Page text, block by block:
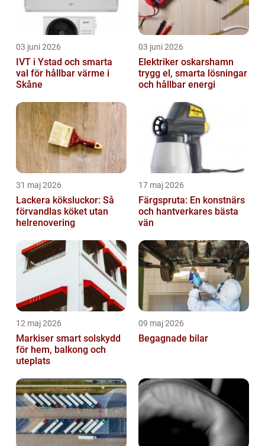
03 juni 2026
IVT i Ystad och smarta
val för hållbar värme i
Skåne
03 juni 2026
Elektriker oskarshamn
trygg el, smarta lösningar
och hållbar energi
31 maj 2026
Lackera köksluckor: Så
förvandlas köket utan
helrenovering
17 maj 2026
Färgspruta: En konstnärs
och hantverkares bästa
vän
12 maj 2026
Markiser smart solskydd
för hem, balkong och
uteplats
09 maj 2026
Begagnade bilar